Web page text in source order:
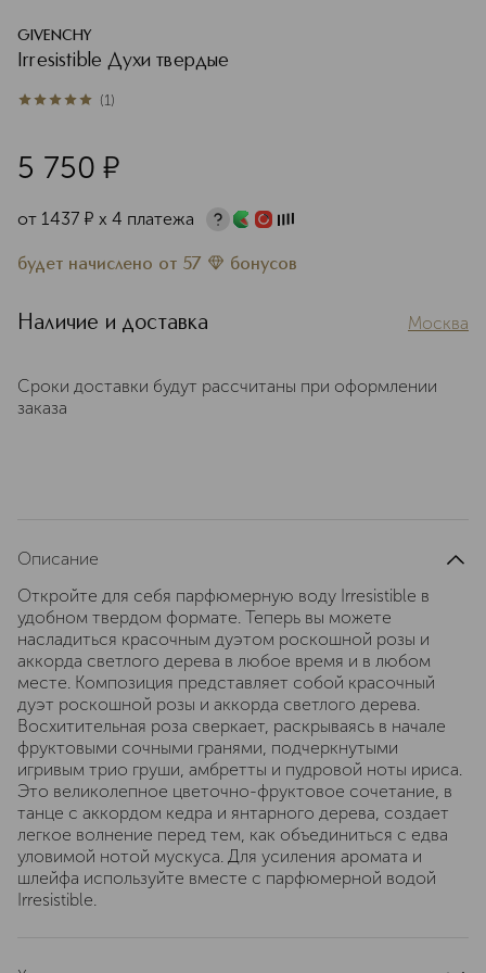
GIVENCHY
Irresistible Духи твердые
5из 51 (1)
5 750 ¤
от 1437 ¤ х 4 платежа
будет начислено от 57 бонусов
Наличие и доставка Москва
Сроки доставки будут рассчитаны при оформлении
заказа
Описание
Откройте для себя парфюмерную воду Irresistible в
удобном твердом формате. Теперь вы можете
насладиться красочным дуэтом роскошной розы и
аккорда светлого дерева в любое время и в любом
месте. Композиция представляет собой красочный
дуэт роскошной розы и аккорда светлого дерева.
Восхитительная роза сверкает, раскрываясь в начале
фруктовыми сочными гранями, подчеркнутыми
игривым трио груши, амбретты и пудровой ноты ириса.
Это великолепное цветочно-фруктовое сочетание, в
танце с аккордом кедра и янтарного дерева, создает
легкое волнение перед тем, как объединиться с едва
уловимой нотой мускуса. Для усиления аромата и
шлейфа используйте вместе с парфюмерной водой
Irresistible.